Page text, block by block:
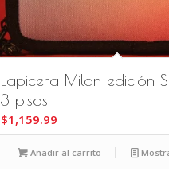
Lapicera Milan edición
3 pisos
$1,159.99
Añadir al carrito